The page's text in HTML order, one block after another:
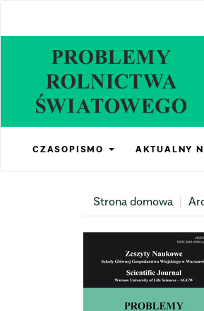
Content
Sidebar
CZASOPISMO AKTUALNY
Strona domowa